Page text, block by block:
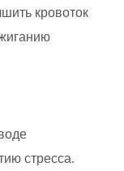
кровоток
стресса.